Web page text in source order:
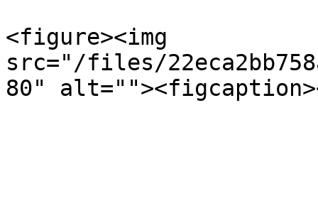
<figure><img
src="/files/